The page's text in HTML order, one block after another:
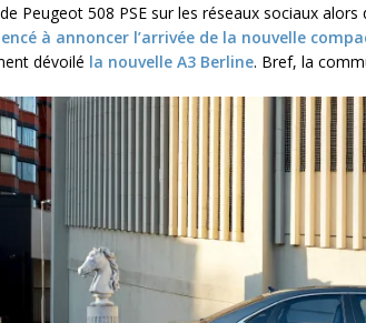
Peugeot 508 PSE sur les réseaux sociaux alors
à annoncer l’arrivée de la nouvelle
dévoilé la nouvelle A3 Berline. Bref, la